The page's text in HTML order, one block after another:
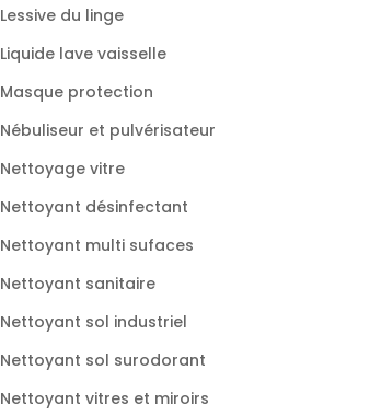
Lessive du linge
Liquide lave vaisselle
Masque protection
Nébuliseur et pulvérisateur
Nettoyage vitre
Nettoyant désinfectant
Nettoyant multi sufaces
Nettoyant sanitaire
Nettoyant sol industriel
Nettoyant sol surodorant
Nettoyant vitres et miroirs